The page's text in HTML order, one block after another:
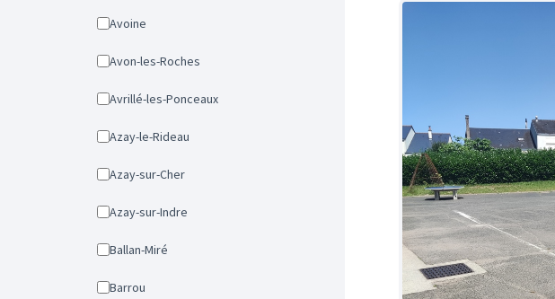
Avoine
Avon-les-Roches
Avrillé-les-Ponceaux
Azay-le-Rideau
Azay-sur-Cher
Azay-sur-Indre
Ballan-Miré
Barrou